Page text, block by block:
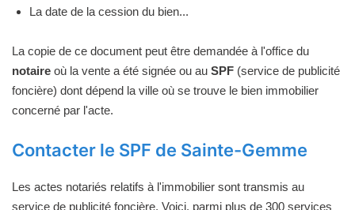
La date de la cession du bien...
La copie de ce document peut être demandée à l'office du
notaire où la vente a été signée ou au SPF (service de publicité
foncière) dont dépend la ville où se trouve le bien immobilier
concerné par l'acte.
Contacter le SPF de Sainte-Gemme
Les actes notariés relatifs à l'immobilier sont transmis au
service de publicité foncière. Voici, parmi plus de 300 services